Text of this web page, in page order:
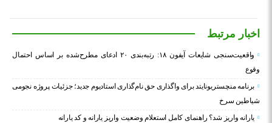
اخبار مرتبط
واقعیت‌سنجی شایعات آیفون ۱۸: رتبه‌بندی ۲۰ ادعای مطرح‌شده بر اساس احتمال
وقوع
برنامه منچستریونایتد برای واگذاری حق نام‌گذاری استادیوم جدید؛ جزئیات پروژه نجومی
شیاطین سرخ
یارانه واریز شد؟ راهنمای کامل استعلام وضعیت واریز یارانه و کد یارانه